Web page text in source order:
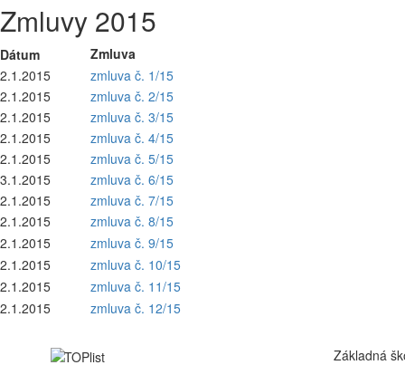
Zmluvy 2015
Dátum
Zmluva
2.1.2015
zmluva č. 1/15
2.1.2015
zmluva č. 2/15
2.1.2015
zmluva č. 3/15
2.1.2015
zmluva č. 4/15
2.1.2015
zmluva č. 5/15
3.1.2015
zmluva č. 6/15
2.1.2015
zmluva č. 7/15
2.1.2015
zmluva č. 8/15
2.1.2015
zmluva č. 9/15
2.1.2015
zmluva č. 10/15
2.1.2015
zmluva č. 11/15
2.1.2015
zmluva č. 12/15
Základná